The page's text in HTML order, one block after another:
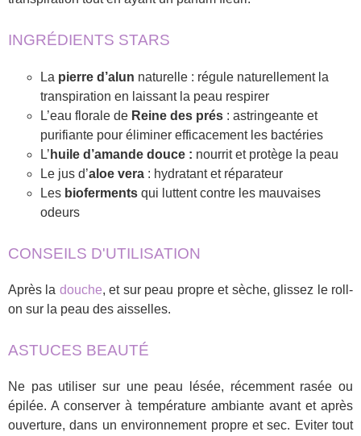
INGRÉDIENTS STARS
La pierre d’alun naturelle : régule naturellement la
transpiration en laissant la peau respirer
L’eau florale de Reine des prés : astringeante et
purifiante pour éliminer efficacement les bactéries
L’ huile d’amande douce : nourrit et protège la peau
Le jus d’aloe vera : hydratant et réparateur
Les bioferments qui luttent contre les mauvaises
odeurs
CONSEILS D'UTILISATION
Après la douche, et sur peau propre et sèche, glissez le roll-
on sur la peau des aisselles.
ASTUCES BEAUTÉ
Ne pas utiliser sur une peau lésée, récemment rasée ou
épilée. A conserver à température ambiante avant et après
ouverture, dans un environnement propre et sec. Eviter tout